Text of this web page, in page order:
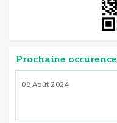
Prochaine occurence
08 Août 2024